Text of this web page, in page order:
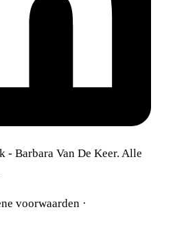
Barbara Van De Keer. Alle
voorwaarden ·